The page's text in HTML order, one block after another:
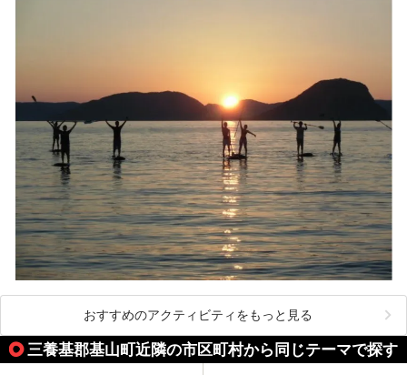
おすすめのアクティビティをもっと見る
三養基郡基山町近隣の市区町村から同じテーマで探す